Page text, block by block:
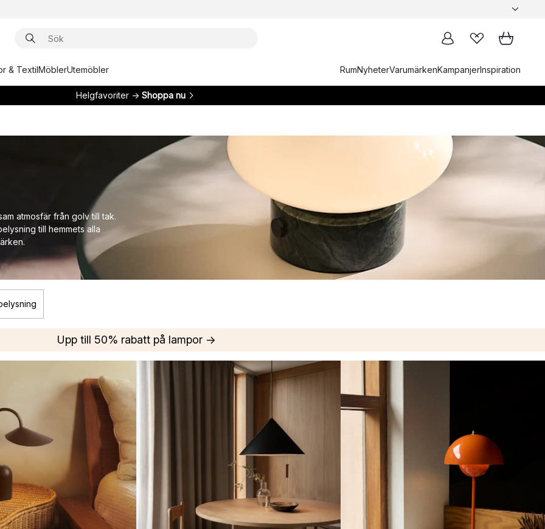
& TextilMöblerUtemöbler RumNyheterVarumärkenKampanjerInspiration
Helgfavoriter → Shoppa nu
atmosfär från golv till tak.
till hemmets alla
Upp till 50% rabatt på lampor →